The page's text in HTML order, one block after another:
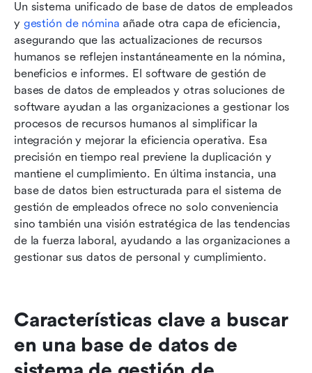
Un sistema unificado de base de datos de empleados
y gestión de nómina añade otra capa de eficiencia,
asegurando que las actualizaciones de recursos
humanos se reflejen instantáneamente en la nómina,
beneficios e informes. El software de gestión de
bases de datos de empleados y otras soluciones de
software ayudan a las organizaciones a gestionar los
procesos de recursos humanos al simplificar la
integración y mejorar la eficiencia operativa. Esa
precisión en tiempo real previene la duplicación y
mantiene el cumplimiento. En última instancia, una
base de datos bien estructurada para el sistema de
gestión de empleados ofrece no solo conveniencia
sino también una visión estratégica de las tendencias
de la fuerza laboral, ayudando a las organizaciones a
gestionar sus datos de personal y cumplimiento.
Características clave a buscar
en una base de datos de